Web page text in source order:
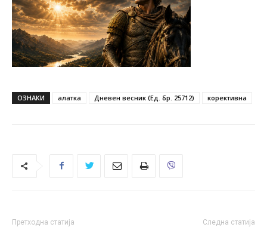
ОЗНАКИ алатка Дневен весник (Ед. бр. 25712) корективна
Претходна статија Следна статија